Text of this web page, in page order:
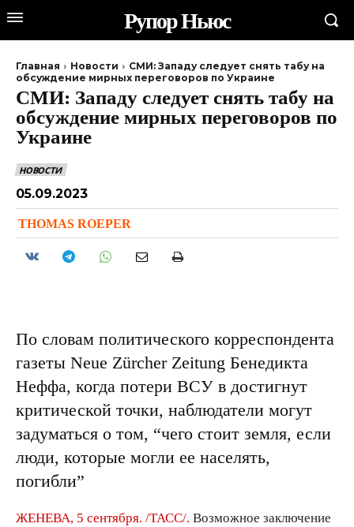
Рупор Ньюс
Главная Новости
СМИ: Западу следует снять табу на
обсуждение мирных переговоров по Украине
СМИ: Западу следует снять табу на
обсуждение мирных переговоров по
Украине
НОВОСТИ
05.09.2023
THOMAS ROEPER
По словам политического корреспондента
газеты Neue Zürcher Zeitung Бенедикта
Неффа, когда потери ВСУ в достигнут
критической точки, наблюдатели могут
задуматься о том, “чего стоит земля, если
люди, которые могли ее населять,
погибли”
ЖЕНЕВА, 5 сентября. /ТАСС/. Возможное заключение